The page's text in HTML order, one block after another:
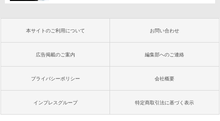
本サイトのご利用について お問い合わせ
広告掲載のご案内 編集部へのご連絡
プライバシーポリシー 会社概要
インプレスグループ 特定商取引法に基づく表示